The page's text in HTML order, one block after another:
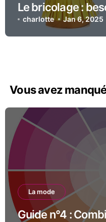
Le bricolage :
charlotte Jan 6, 2025
Vous avez
La mode
Guide n°4 :